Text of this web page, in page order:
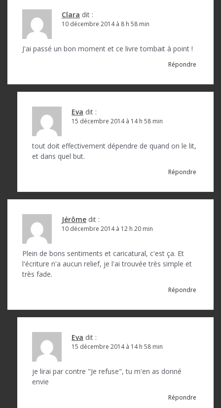
Clara dit :
10 décembre 2014 à 8 h 58 min
J'ai passé un bon moment et ce livre tombait à point !
Répondre
Eva dit :
15 décembre 2014 à 14 h 58 min
tout doit effectivement dépendre de quand on le lit,
et dans quel but.
Répondre
Jérôme dit :
10 décembre 2014 à 12 h 20 min
Plein de bons sentiments et caricatural, c'est ça. Et
l'écriture n'a aucun relief, je l'ai trouvée très simple et
très fade.
Répondre
Eva dit :
15 décembre 2014 à 14 h 58 min
je lirai par contre "Je refuse", tu m'en as donné
envie
Répondre